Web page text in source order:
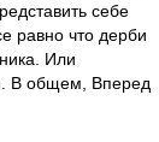
себе
равно что дерби
Или
В общем, Вперед